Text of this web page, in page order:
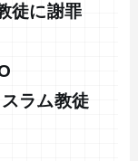
徒に謝罪
ラム教徒